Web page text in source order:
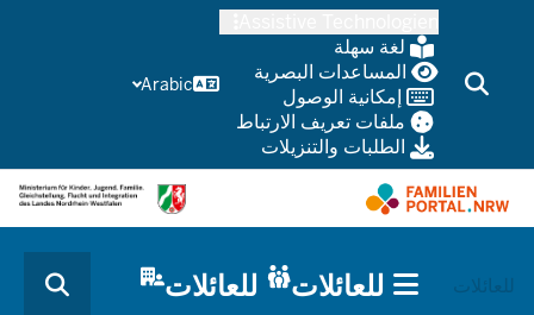
content
لغة سهلة
المساعدات البصرية
إمكانية الوصول
ملفات تعريف الارتباط
الطلبات والتنزيلات
Arabic
CURRENT SECTION بالنسبة للشركات/البلديات
للعائلات
HAUPTNAVIGATION
(TRÄGERBEREICH)
للعائلات للعائلات